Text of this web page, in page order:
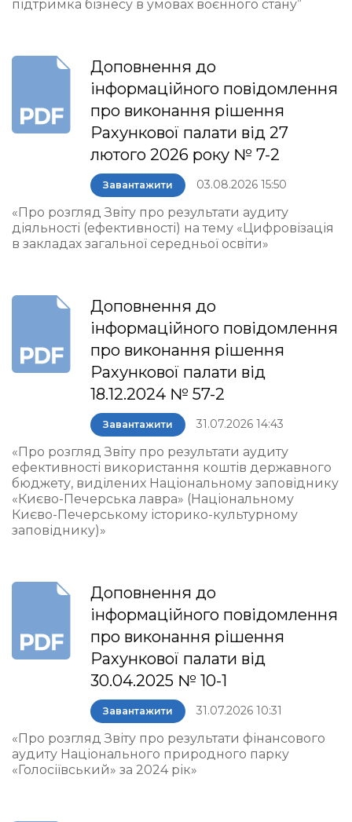
підтримка бізнесу в умовах воєнного стану”
Доповнення до
інформаційного повідомлення
про виконання рішення
Рахункової палати від 27
лютого 2026 року № 7-2
Завантажити 03.08.2026 15:50
«Про розгляд Звіту про результати аудиту
діяльності (ефективності) на тему «Цифровізація
в закладах загальної середньої освіти»
Доповнення до
інформаційного повідомлення
про виконання рішення
Рахункової палати від
18.12.2024 № 57-2
Завантажити 31.07.2026 14:43
«Про розгляд Звіту про результати аудиту
ефективності використання коштів державного
бюджету, виділених Національному заповіднику
«Києво-Печерська лавра» (Національному
Києво-Печерському історико-культурному
заповіднику)»
Доповнення до
інформаційного повідомлення
про виконання рішення
Рахункової палати від
30.04.2025 № 10-1
Завантажити 31.07.2026 10:31
«Про розгляд Звіту про результати фінансового
аудиту Національного природного парку
«Голосіївський» за 2024 рік»